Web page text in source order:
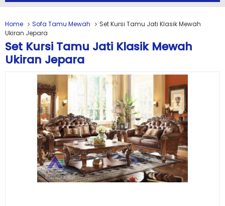
Home Sofa Tamu Mewah
Set Kursi Tamu Jati Klasik Mewah
Ukiran Jepara
Set Kursi Tamu Jati Klasik Mewah
Ukiran Jepara